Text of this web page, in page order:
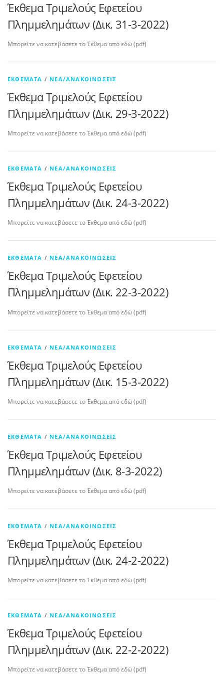
Έκθεμα Τριμελούς Εφετείου
Πλημμελημάτων (Δικ. 31-3-2022)
Μπορείτε να κατεβάσετε το Έκθεμα από εδώ (pdf)
ΕΚΘΈΜΑΤΑ / ΝΈΑ/ΑΝΑΚΟΙΝΏΣΕΙΣ
Έκθεμα Τριμελούς Εφετείου
Πλημμελημάτων (Δικ. 29-3-2022)
Μπορείτε να κατεβάσετε το Έκθεμα από εδώ (pdf)
ΕΚΘΈΜΑΤΑ / ΝΈΑ/ΑΝΑΚΟΙΝΏΣΕΙΣ
Έκθεμα Τριμελούς Εφετείου
Πλημμελημάτων (Δικ. 24-3-2022)
Μπορείτε να κατεβάσετε το Έκθεμα από εδώ (pdf)
ΕΚΘΈΜΑΤΑ / ΝΈΑ/ΑΝΑΚΟΙΝΏΣΕΙΣ
Έκθεμα Τριμελούς Εφετείου
Πλημμελημάτων (Δικ. 22-3-2022)
Μπορείτε να κατεβάσετε το Έκθεμα από εδώ (pdf)
ΕΚΘΈΜΑΤΑ / ΝΈΑ/ΑΝΑΚΟΙΝΏΣΕΙΣ
Έκθεμα Τριμελούς Εφετείου
Πλημμελημάτων (Δικ. 15-3-2022)
Μπορείτε να κατεβάσετε το Έκθεμα από εδώ (pdf)
ΕΚΘΈΜΑΤΑ / ΝΈΑ/ΑΝΑΚΟΙΝΏΣΕΙΣ
Έκθεμα Τριμελούς Εφετείου
Πλημμελημάτων (Δικ. 8-3-2022)
Μπορείτε να κατεβάσετε το Έκθεμα από εδώ (pdf)
ΕΚΘΈΜΑΤΑ / ΝΈΑ/ΑΝΑΚΟΙΝΏΣΕΙΣ
Έκθεμα Τριμελούς Εφετείου
Πλημμελημάτων (Δικ. 24-2-2022)
Μπορείτε να κατεβάσετε το Έκθεμα από εδώ (pdf)
ΕΚΘΈΜΑΤΑ / ΝΈΑ/ΑΝΑΚΟΙΝΏΣΕΙΣ
Έκθεμα Τριμελούς Εφετείου
Πλημμελημάτων (Δικ. 22-2-2022)
Μπορείτε να κατεβάσετε το Έκθεμα από εδώ (pdf)